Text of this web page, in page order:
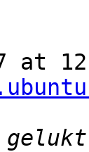
at